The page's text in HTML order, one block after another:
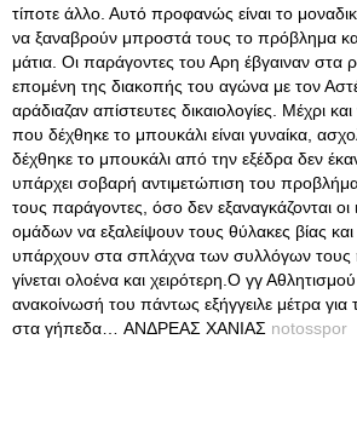
τίποτε άλλο. Αυτό προφανώς είναι το
να ξαναβρούν μπροστά τους το πρόβλημα
μάτια. Οι παράγοντες του Αρη έβγαιναν στα
επομένη της διακοπής του αγώνα με τον
αράδιαζαν απίστευτες δικαιολογίες. Μέχρι
που δέχθηκε το μπουκάλι είναι γυναίκα,
δέχθηκε το μπουκάλι από την εξέδρα δεν
υπάρχει σοβαρή αντιμετώπιση του
τους παράγοντες, όσο δεν εξαναγκάζονται οι
ομάδων να εξαλείψουν τους θύλακες βίας
υπάρχουν στα σπλάχνα των συλλόγων τους
γίνεται ολοένα και χειρότερη.Ο γγ
ανακοίνωσή του πάντως εξήγγειλε μέτρα για
στα γήπεδα… ΑΝΔΡΕΑΣ ΧΑΝΙΑΣ notosspor